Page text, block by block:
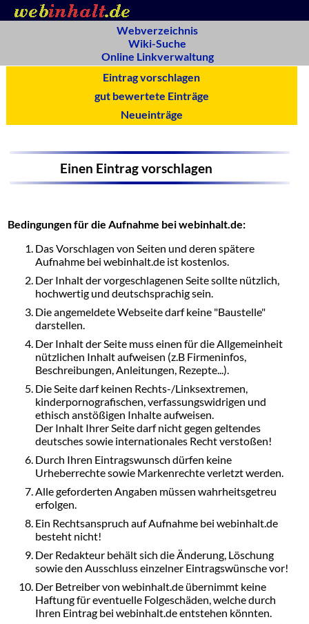
Webverzeichnis
Wiki-Suche
Online Linkverwaltung
Eintrag vorschlagen
gut bewertete Einträge
Neueinträge
Einen Eintrag vorschlagen
Bedingungen für die Aufnahme bei webinhalt.de:
Das Vorschlagen von Seiten und deren spätere
Aufnahme bei webinhalt.de ist kostenlos.
Der Inhalt der vorgeschlagenen Seite sollte nützlich,
hochwertig und deutschsprachig sein.
Die angemeldete Webseite darf keine "Baustelle"
darstellen.
Der Inhalt der Seite muss einen für die Allgemeinheit
nützlichen Inhalt aufweisen (z.B Firmeninfos,
Beschreibungen, Anleitungen, Rezepte...).
Die Seite darf keinen Rechts-/Linksextremen,
kinderpornografischen, verfassungswidrigen und
ethisch anstößigen Inhalte aufweisen.
Der Inhalt Ihrer Seite darf nicht gegen geltendes
deutsches sowie internationales Recht verstoßen!
Durch Ihren Eintragswunsch dürfen keine
Urheberrechte sowie Markenrechte verletzt werden.
Alle geforderten Angaben müssen wahrheitsgetreu
erfolgen.
Ein Rechtsanspruch auf Aufnahme bei webinhalt.de
besteht nicht!
Der Redakteur behält sich die Änderung, Löschung
sowie den Ausschluss einzelner Eintragswünsche vor!
Der Betreiber von webinhalt.de übernimmt keine
Haftung für eventuelle Folgeschäden, welche durch
Ihren Eintrag bei webinhalt.de entstehen könnten.